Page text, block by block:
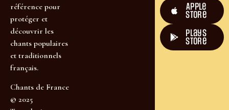
référence pour
protéger et
découvrir les
chants populaires
et traditionnels
français.
Chants de France
© 2025
Apple
Store
plays
store